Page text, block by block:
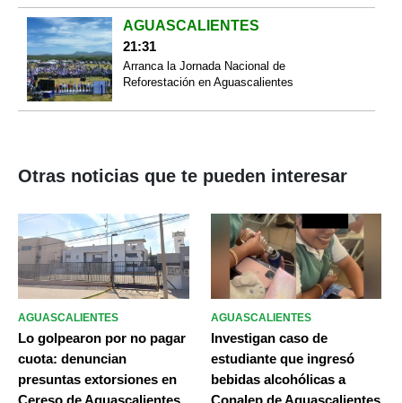
AGUASCALIENTES
21:31
Arranca la Jornada Nacional de
Reforestación en Aguascalientes
Otras noticias que te pueden interesar
AGUASCALIENTES
Lo golpearon por no pagar
cuota: denuncian
presuntas extorsiones en
AGUASCALIENTES
Investigan caso de
estudiante que ingresó
bebidas alcohólicas a